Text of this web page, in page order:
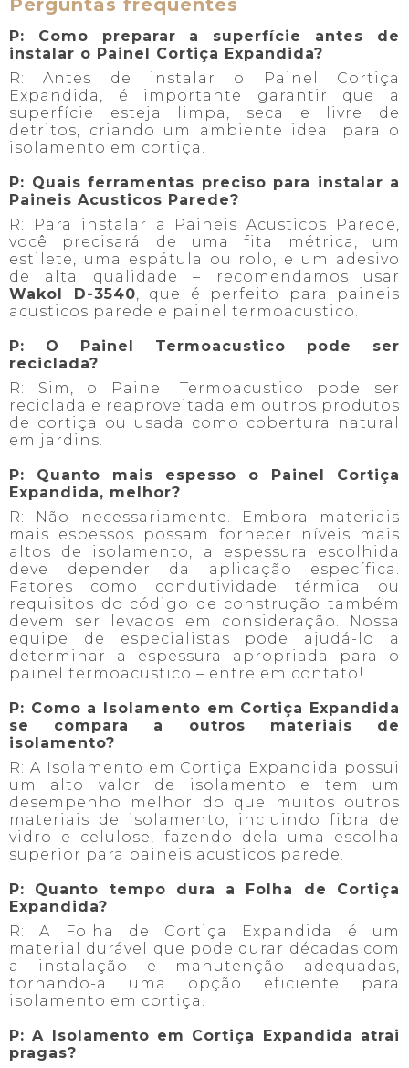
Perguntas frequentes
P: Como preparar a superfície antes de
instalar o Painel Cortiça Expandida?
R: Antes de instalar o Painel Cortiça
Expandida, é importante garantir que a
superfície esteja limpa, seca e livre de
detritos, criando um ambiente ideal para o
isolamento em cortiça.
P: Quais ferramentas preciso para instalar a
Paineis Acusticos Parede?
R: Para instalar a Paineis Acusticos Parede,
você precisará de uma fita métrica, um
estilete, uma espátula ou rolo, e um adesivo
de alta qualidade – recomendamos usar
Wakol D-3540, que é perfeito para paineis
acusticos parede e painel termoacustico.
P: O Painel Termoacustico pode ser
reciclada?
R: Sim, o Painel Termoacustico pode ser
reciclada e reaproveitada em outros produtos
de cortiça ou usada como cobertura natural
em jardins.
P: Quanto mais espesso o Painel Cortiça
Expandida, melhor?
R: Não necessariamente. Embora materiais
mais espessos possam fornecer níveis mais
altos de isolamento, a espessura escolhida
deve depender da aplicação específica.
Fatores como condutividade térmica ou
requisitos do código de construção também
devem ser levados em consideração. Nossa
equipe de especialistas pode ajudá-lo a
determinar a espessura apropriada para o
painel termoacustico – entre em contato!
P: Como a Isolamento em Cortiça Expandida
se compara a outros materiais de
isolamento?
R: A Isolamento em Cortiça Expandida possui
um alto valor de isolamento e tem um
desempenho melhor do que muitos outros
materiais de isolamento, incluindo fibra de
vidro e celulose, fazendo dela uma escolha
superior para paineis acusticos parede.
P: Quanto tempo dura a Folha de Cortiça
Expandida?
R: A Folha de Cortiça Expandida é um
material durável que pode durar décadas com
a instalação e manutenção adequadas,
tornando-a uma opção eficiente para
isolamento em cortiça.
P: A Isolamento em Cortiça Expandida atrai
pragas?